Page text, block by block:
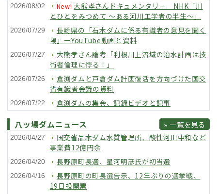
2026/08/02 New! 大熊孝さんドキュメンタリー NHK「川
とひとをみつめて 〜ある河川工学者の半生〜」
2026/07/29
長崎県の「石木ダムに係る有識者の意見を聞く
場」ーYouTube動画と資料
2026/07/27
大熊孝さん論考「利根川上流域の治水計画は技
術者倫理に悖る！」
2026/07/26
倉渕ダムと戸倉ダム計画復活を方向づけた国交
省有識者会議の資料
2026/07/22 倉渕ダムの集会、記録ビデオと記事
八ッ場ダムニュース » 一覧を見る
2026/04/27
国交省品木ダム水質管理所、酸性河川中和など
事業費12億円余
2026/04/20 長野原町長選、星河明彦氏が初当選
2026/04/16
長野原町の町長選告示、12年ぶりの選挙戦、
19日投開票